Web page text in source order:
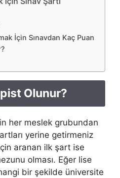
İçin Sınavdan Kaç Puan
Olunur?
her meslek grubundan
yerine getirmeniz
aranan ilk şart ise
olması. Eğer lise
bir şekilde üniversite